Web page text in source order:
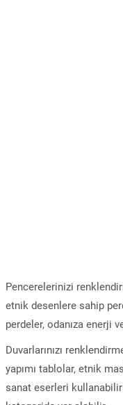
Pencerelerinizi
etnik desenlere sahip
perdeler, odanıza enerji
Duvarlarınızı
yapımı tablolar, etnik
sanat eserleri